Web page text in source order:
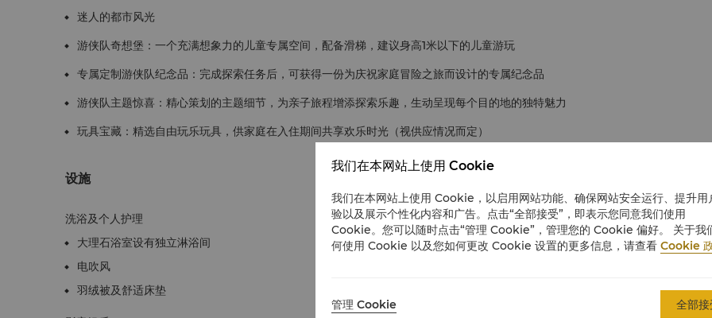
迷人的都市风光
游侠队奇想堡：一个充满想象力的儿童专属空间，配备滑梯，建议身高1米以下的儿童游玩
专属定制游侠队纪念品：完成探索任务后，可获得一份为庆祝家庭冒险之旅而设计的专属纪念品
游侠队主题惊喜：精心策划的主题细节，为亲子旅程增添探索乐趣，生动呈现每个目的地的独特魅力
玩具宝藏：精选自由玩乐玩具，供家庭在入住期间共享欢乐时光（视供应情况而定）
设施
洗浴及个人护理
大理石浴室设有独立淋浴间
电吹风
羽绒被及舒适床垫
我们在本网站上使用 Cookie
我们在本网站上使用 Cookie，以启用网站功能、确保网站安全运行、提升用
验以及展示个性化内容和广告。点击“全部接受”，即表示您同意我们使用
Cookie。您可以随时点击“管理 Cookie”，管理您的 Cookie 偏好。 关于我
何使用 Cookie 以及您如何更改 Cookie 设置的更多信息，请查看 Cookie
管理 Cookie 全部接